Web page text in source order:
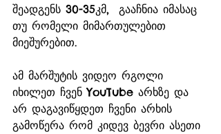
შეადგენს 30-35კმ,  გააჩნია იმასაც
თუ რომელი მიმართულებით
მიეშურებით.
ამ მარშუტის ვიდეო რგოლი
იხილეთ ჩვენ YouTube არხზე და
არ დაგავიწყდეთ ჩვენი არხის
გამოწერა რომ კიდევ ბევრი ასეთი